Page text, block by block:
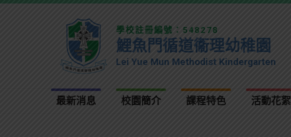
學校註冊編號：548278
鯉魚門循道衞理幼稚園
Lei Yue Mun Methodist Kindergarten
最新消息 校園簡介 課程特色 活動花絮